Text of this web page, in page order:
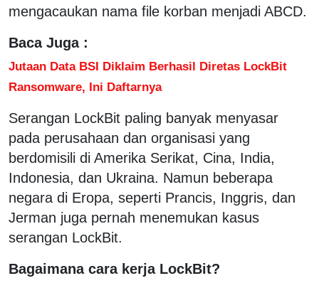
mengacaukan nama file korban menjadi ABCD.
Baca Juga :
Jutaan Data BSI Diklaim Berhasil Diretas LockBit
Ransomware, Ini Daftarnya
Serangan LockBit paling banyak menyasar
pada perusahaan dan organisasi yang
berdomisili di Amerika Serikat, Cina, India,
Indonesia, dan Ukraina. Namun beberapa
negara di Eropa, seperti Prancis, Inggris, dan
Jerman juga pernah menemukan kasus
serangan LockBit.
Bagaimana cara kerja LockBit?